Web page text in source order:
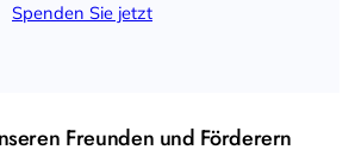
Spenden Sie jetzt
Freunden und Förderern